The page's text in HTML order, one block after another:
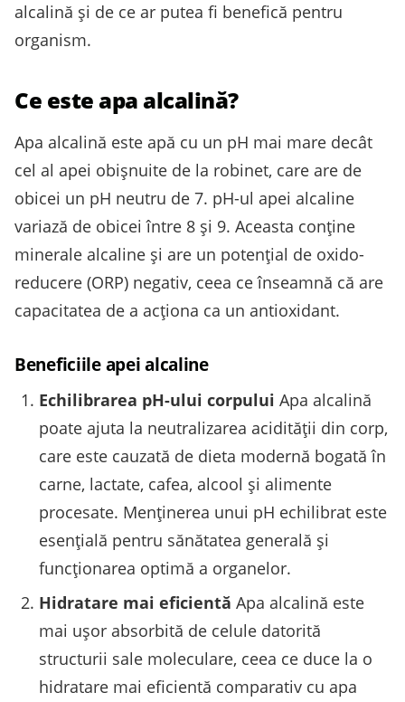
alcalină și de ce ar putea fi benefică pentru
organism.
Ce este apa alcalină?
Apa alcalină este apă cu un pH mai mare decât
cel al apei obișnuite de la robinet, care are de
obicei un pH neutru de 7. pH-ul apei alcaline
variază de obicei între 8 și 9. Aceasta conține
minerale alcaline și are un potențial de oxido-
reducere (ORP) negativ, ceea ce înseamnă că are
capacitatea de a acționa ca un antioxidant.
Beneficiile apei alcaline
Echilibrarea pH-ului corpului Apa alcalină
poate ajuta la neutralizarea acidității din corp,
care este cauzată de dieta modernă bogată în
carne, lactate, cafea, alcool și alimente
procesate. Menținerea unui pH echilibrat este
esențială pentru sănătatea generală și
funcționarea optimă a organelor.
Hidratare mai eficientă Apa alcalină este
mai ușor absorbită de celule datorită
structurii sale moleculare, ceea ce duce la o
hidratare mai eficientă comparativ cu apa